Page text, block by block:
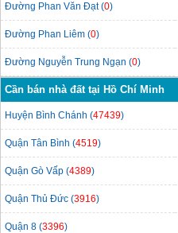
Đường Phan Văn Đạt (0)
Đường Phan Liêm (0)
Đường Nguyễn Trung Ngạn (0)
Cần bán nhà đất tại Hồ Chí Minh
Huyện Bình Chánh (47439)
Quận Tân Bình (4519)
Quận Gò Vấp (4389)
Quận Thủ Đức (3916)
Quận 8 (3396)